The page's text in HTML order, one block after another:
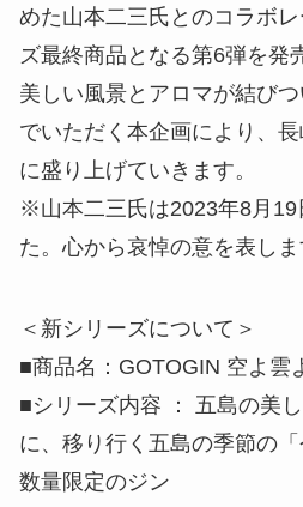
めた山本二三氏とのコラボ
ズ最終商品となる第6弾を発
美しい風景とアロマが結び
でいただく本企画により、
に盛り上げていきます。
※山本二三氏は2023年8月19
た。心から哀悼の意を表しま
＜新シリーズについて＞
■商品名：GOTOGIN 空よ雲
■シリーズ内容 ： 五島の美
に、移り行く五島の季節の
数量限定のジン